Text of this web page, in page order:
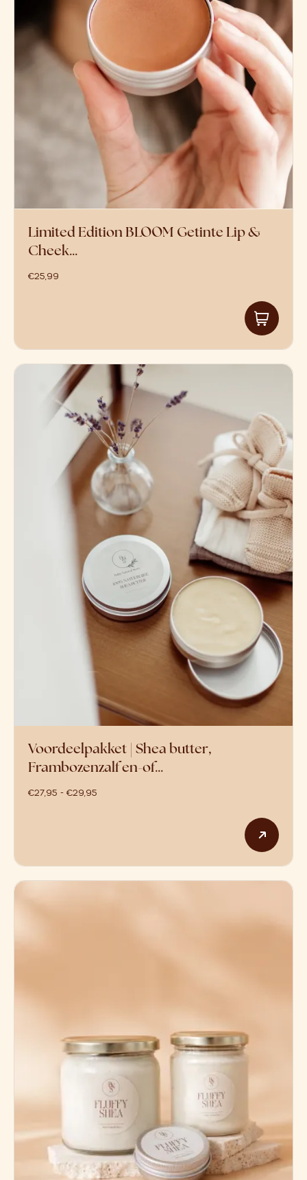
Limited Edition BLOOM Getinte Lip &
Cheek…
€25,99
Voordeelpakket | Shea butter,
Frambozenzalf en-of…
€27,95 - €29,95
Dit